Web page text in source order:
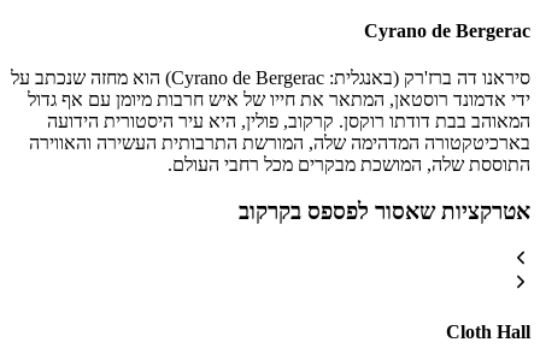
Cyrano de Bergerac
סיראנו דה ברז'רק (באנגלית: Cyrano de Bergerac) הוא מחזה שנכתב על
ידי אדמונד רוסטאן, המתאר את חייו של איש חרבות מיומן עם אף גדול
המאוהב בבת דודתו רוקסן. קרקוב, פולין, היא עיר היסטורית הידועה
בארכיטקטורה המדהימה שלה, המורשת התרבותית העשירה והאווירה
התוססת שלה, המושכת מבקרים מכל רחבי העולם.
אטרקציות שאסור לפספס בקרקוב
Cloth Hall